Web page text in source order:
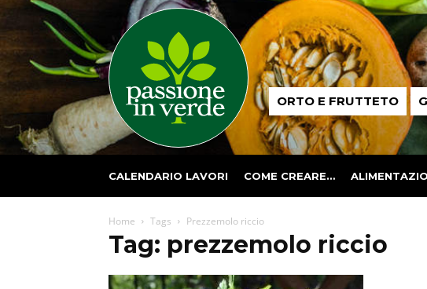
Passione
in ORTO E FRUTTETO
CALENDARIO LAVORI COME CREARE…
Home Tags Prezzemolo riccio
Tag: prezzemolo riccio